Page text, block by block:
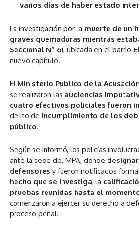
varios días de haber estado
La investigación por la muerte de un
graves quemaduras mientras
Seccional Nº 61, ubicada en el barrio
nuevo capítulo.
El Ministerio Público de la Acusación
se realizaron las audiencias
cuatro efectivos policiales fueron
delito de incumplimiento de los
público.
Según se informó, los policías
ante la sede del MPA, donde
defensores y fueron notificados
hecho que se investiga, la
pruebas reunidas hasta el
comenzaron a ejercer su derecho a
proceso penal.